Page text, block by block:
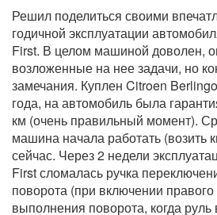
Решил поделиться своими
годичной эксплуатации
First. В целом машиной доволен,
возложенные на нее задачи, но
замечания. Куплен Citroen
года, на автомобиль была
км (очень правильный момент).
машина начала работать (возить
сейчас. Через 2 недели
First сломалась ручка
поворота (при включении
выполнения поворота, когда